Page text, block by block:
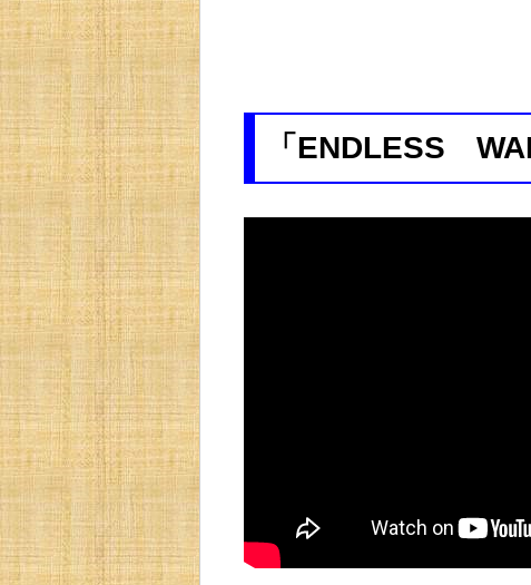
「ENDLESS